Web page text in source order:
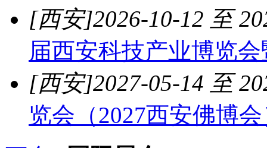
[西安]2026-10-12 至
届西安科技产业博览
[西安]2027-05-14 至
览会（2027西安佛博